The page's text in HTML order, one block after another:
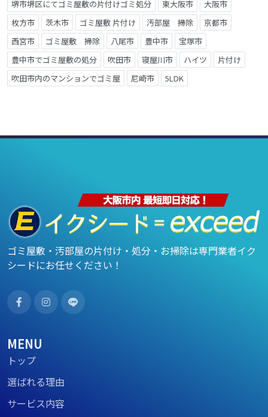
堺市堺区にてゴミ屋敷の片付けゴミ処分
東大阪市
大阪市
枚方市
茨木市 ゴミ屋敷 片付け 汚部屋 掃除
京都市
西宮市
ゴミ屋敷 掃除 八尾市 豊中市
宝塚市
豊中市でゴミ屋敷の処分
吹田市 寝屋川市 ハイツ
片付け
吹田市内のマンションでゴミ屋
尼崎市 5LDK
ゴミ屋敷・汚部屋の片付け・処分・お掃除は専門業者イク
シードにお任せください！
MENU
トップ
選ばれる理由
サービス内容